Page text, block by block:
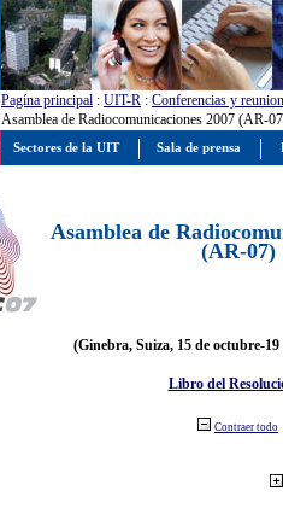
Pagína principal : UIT-R : Conferencias y
Asamblea de Radiocomunicaciones 2007 (AR-
Asamblea de
(AR-07)
(Ginebra, Suiza, 15 de octubre-19
Libro del
Contraer todo
Sectores de la UIT Sala de prensa